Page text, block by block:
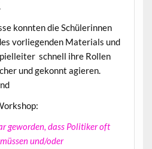
konnten die Schülerinnen
vorliegenden Materials und
schnell ihre Rollen
und gekonnt agieren.
geworden, dass Politiker oft
und/oder